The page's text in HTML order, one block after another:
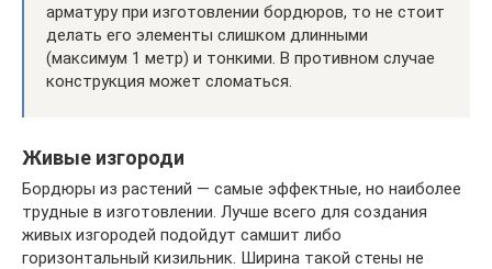
арматуру при изготовлении бордюров, то не стоит
делать его элементы слишком длинными
(максимум 1 метр) и тонкими. В противном случае
конструкция может сломаться.
Живые изгороди
Бордюры из растений — самые эффектные, но наиболее
трудные в изготовлении. Лучше всего для создания
живых изгородей подойдут самшит либо
горизонтальный кизильник. Ширина такой стены не